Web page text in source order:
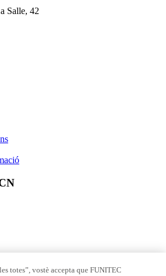
Salle, 42
totes”, vostè accepta que FUNITEC